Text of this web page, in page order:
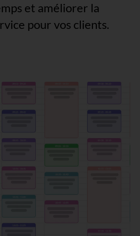
et améliorer la
pour vos clients.